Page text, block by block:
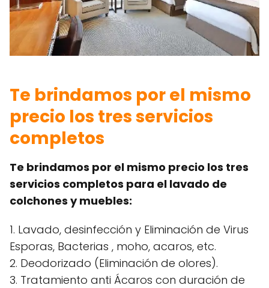
Te brindamos por el mismo
precio los tres servicios
completos
Te brindamos por el mismo precio los tres
servicios completos para el lavado de
colchones y muebles:
1. Lavado, desinfección y Eliminación de Virus
Esporas, Bacterias , moho, acaros, etc.
2. Deodorizado (Eliminación de olores).
3. Tratamiento anti Ácaros con duración de